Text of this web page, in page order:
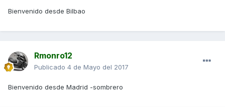
Bienvenido desde Bilbao
Rmonro12
Publicado 4 de Mayo del 2017
Bienvenido desde Madrid -sombrero